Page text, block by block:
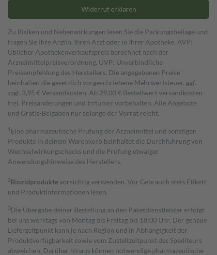
Widerruf erklären
Zu Risiken und Nebenwirkungen lesen Sie die Packungsbeilage und
fragen Sie Ihre Ärztin, Ihren Arzt oder in Ihrer Apotheke. AVP:
Üblicher Apothekenverkaufspreis berechnet nach der
Arzneimittelpreisverordnung. UVP: Unverbindliche
Preisempfehlung des Herstellers. Die angegebenen Preise
beinhalten die gesetzlich vorgeschriebene Mehrwertsteuer, ggf.
zzgl. 3,95 € Versandkosten. Ab 29,00 € Bestell­wert versand­kosten­
frei. Preisänderungen und Irrtümer vorbehalten. Alle Angebote
und Gratis-Beigaben nur solange der Vorrat reicht.
1 Eine pharmazeutische Prüfung der Arzneimittel und sonstigen
Produkte in deinem Warenkorb beinhaltet die Durchführung von
Wechselwirkungschecks und die Prüfung etwaiger
Anwendungshinweise des Herstellers.
2Biozidproduktevorsichtig verwenden. Vor Gebrauch stets Etikett
und Produktinformationen lesen.
3Die Übergabe deiner Bestellung an den Paketdienstleister erfolgt
bei uns werktags von Montag bis Freitag bis 18:00 Uhr. Der genaue
Lieferzeitpunkt kann je nach Region und in Abhängigkeit der
Produktverfügbarkeit sowie vom Zustellzeitpunkt des Spediteurs
abweichen. Darüber hinaus können notwendige pharmazeutische